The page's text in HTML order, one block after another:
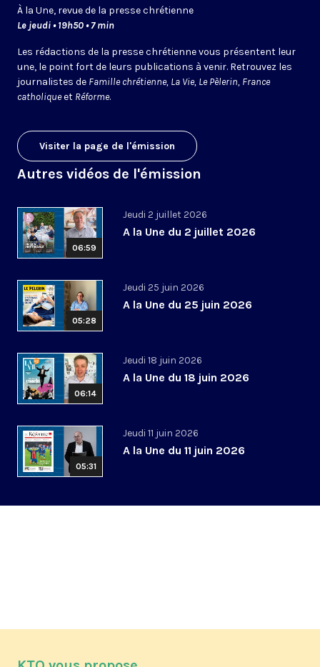
À la Une, revue de la presse chrétienne
Le jeudi • 19h50 • 7 min
Les rédactions de la presse chrétienne vous présentent leur
une, le point fort de leurs publications à venir. Retrouvez les
journalistes de Famille chrétienne, La Vie, Le Pèlerin, France
catholiqueet Réforme.
Visiter la page de l'émission
Autres vidéos de l'émission
06:59
Jeudi 2 juillet 2026
A la Une du 2 juillet 2026
05:28
Jeudi 25 juin 2026
A la Une du 25 juin 2026
06:14
Jeudi 18 juin 2026
A la Une du 18 juin 2026
05:31
Jeudi 11 juin 2026
A la Une du 11 juin 2026